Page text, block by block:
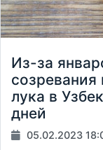
Из-за
лука в
дней
05.02.2023